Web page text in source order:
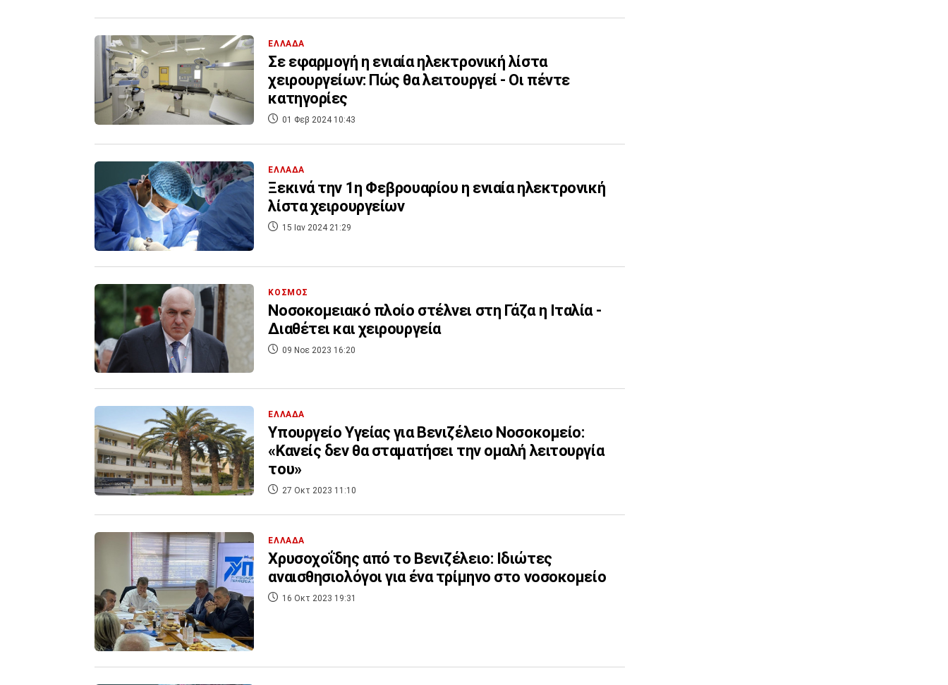
ΕΛΛΑΔΑ
Σε εφαρμογή η ενιαία ηλεκτρονική λίστα
χειρουργείων: Πώς θα λειτουργεί - Οι πέντε
κατηγορίες
01 Φεβ 2024 10:43
ΕΛΛΑΔΑ
Ξεκινά την 1η Φεβρουαρίου η ενιαία ηλεκτρονική
λίστα χειρουργείων
15 Ιαν 2024 21:29
ΚΟΣΜΟΣ
Νοσοκομειακό πλοίο στέλνει στη Γάζα η Ιταλία -
Διαθέτει και χειρουργεία
09 Νοε 2023 16:20
ΕΛΛΑΔΑ
Υπουργείο Υγείας για Βενιζέλειο Νοσοκομείο:
«Κανείς δεν θα σταματήσει την ομαλή λειτουργία
του»
27 Οκτ 2023 11:10
ΕΛΛΑΔΑ
Χρυσοχοΐδης από το Βενιζέλειο: Ιδιώτες
αναισθησιολόγοι για ένα τρίμηνο στο νοσοκομείο
16 Οκτ 2023 19:31